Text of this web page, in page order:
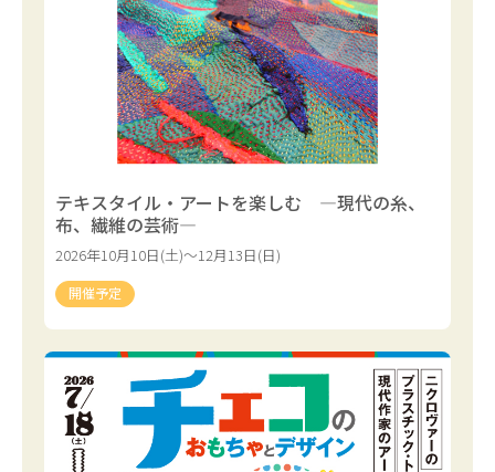
テキスタイル・アートを楽しむ ―現代の糸、
布、繊維の芸術―
2026年10月10日(土)～12月13日(日)
開催予定